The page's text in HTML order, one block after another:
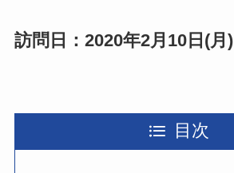
訪問日：2020年2月10日(月)
目次